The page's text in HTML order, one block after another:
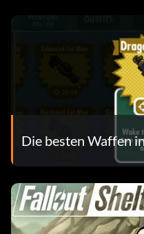
Die besten Waffen